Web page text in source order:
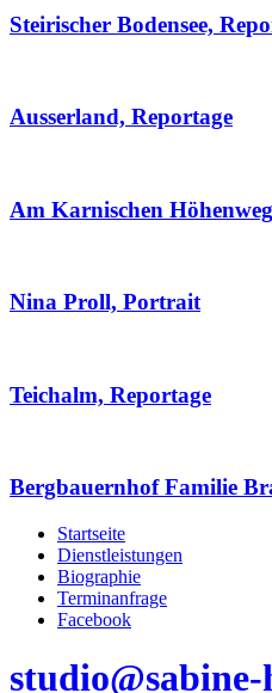
Steirischer Bodensee,
Ausserland, Reportage
Am Karnischen
Nina Proll, Portrait
Teichalm, Reportage
Bergbauernhof Familie
Startseite
Dienstleistungen
Biographie
Terminanfrage
Facebook